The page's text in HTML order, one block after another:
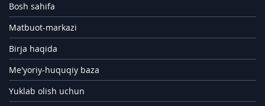
Bosh sahifa
Matbuot-markazi
Birja haqida
Me'yoriy-huquqiy baza
Yuklab olish uchun